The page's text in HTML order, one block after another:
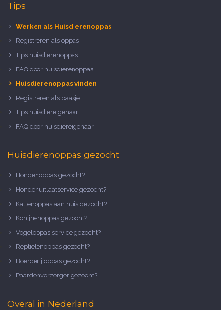
Tips
Werken als Huisdierenoppas
Registreren als oppas
Tips huisdierenoppas
FAQ door huisdierenoppas
Huisdierenoppas vinden
Registreren als baasje
Tips huisdiereigenaar
FAQ door huisdiereigenaar
Huisdierenoppas gezocht
Hondenoppas gezocht?
Hondenuitlaatservice gezocht?
Kattenoppas aan huis gezocht?
Konijnenoppas gezocht?
Vogeloppas service gezocht?
Reptielenoppas gezocht?
Boerderij oppas gezocht?
Paardenverzorger gezocht?
Overal in Nederland